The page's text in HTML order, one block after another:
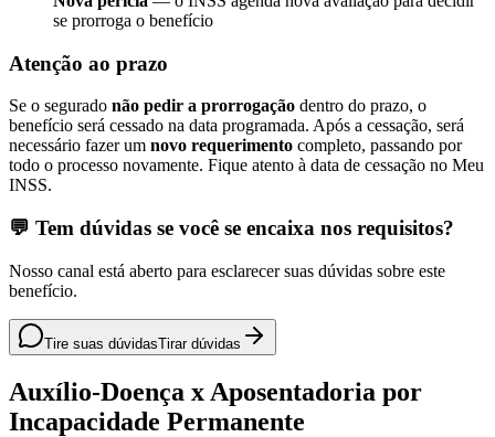
se prorroga o benefício
Atenção ao prazo
Se o segurado não pedir a prorrogação dentro do prazo, o
benefício será cessado na data programada. Após a cessação, será
necessário fazer um novo requerimento completo, passando por
todo o processo novamente. Fique atento à data de cessação no Meu
INSS.
💬 Tem dúvidas se você se encaixa nos requisitos?
Nosso canal está aberto para esclarecer suas dúvidas sobre este
benefício.
Tire suas dúvidasTirar dúvidas
Auxílio-Doença x Aposentadoria por
Incapacidade Permanente